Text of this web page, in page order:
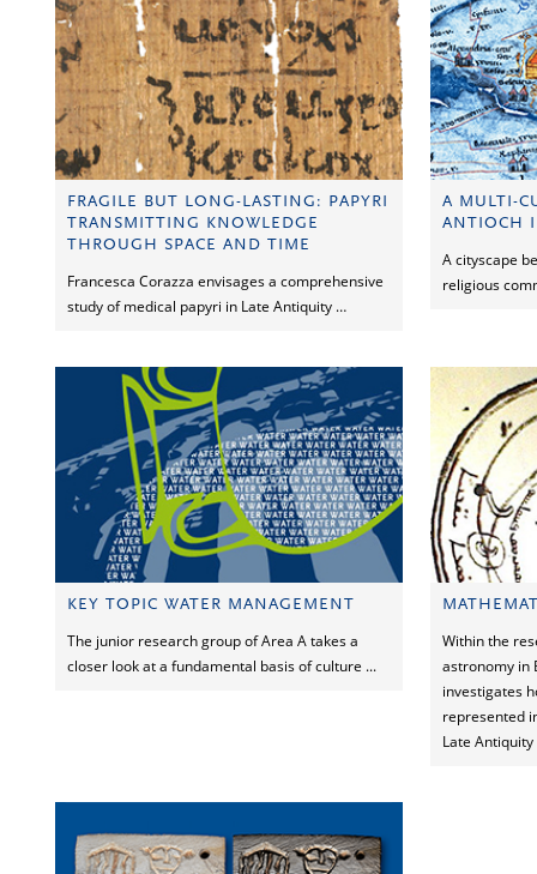
FRAGILE BUT LONG-LASTING: PAPYRI
TRANSMITTING KNOWLEDGE
THROUGH SPACE AND TIME
Francesca Corazza envisages a comprehensive
study of medical papyri in Late Antiquity …
A MULTI-
ANTIOCH
A cityscape
religious
KEY TOPIC WATER MANAGEMENT
The junior research group of Area A takes a
closer look at a fundamental basis of culture ...
Within the
astronomy in
investigates
represented
Late